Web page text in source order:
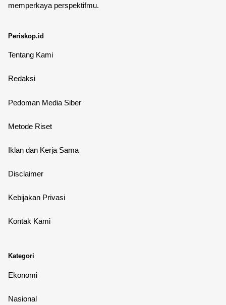
memperkaya perspektifmu.
Periskop.id
Tentang Kami
Redaksi
Pedoman Media Siber
Metode Riset
Iklan dan Kerja Sama
Disclaimer
Kebijakan Privasi
Kontak Kami
Kategori
Ekonomi
Nasional